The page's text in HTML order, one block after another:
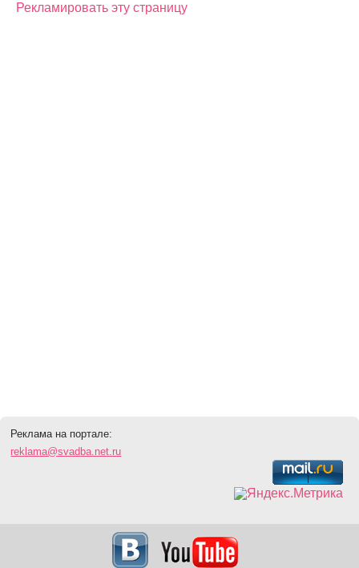
Рекламировать эту страницу
Реклама на портале:
reklama@svadba.net.ru